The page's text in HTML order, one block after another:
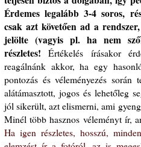
Érdemes legalább 3-4 soros,
csak azt követően ad a
jelölte (vagyis pl. ha nem
részletes! Értékelés írásakor
reagálnánk akkor, ha egy
pontozás és véleményezés
alátámasztott, jogos és lehetőleg
jól sikerült, azt elismerni, ami
Minél több hasznos véleményt ír,
Ha igen részletes, hosszú,